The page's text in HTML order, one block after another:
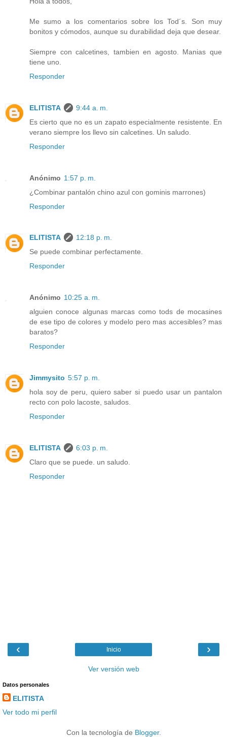
Me sumo a los comentarios sobre los Tod´s. Son muy
bonitos y cómodos, aunque su durabilidad deja que desear.
Siempre con calcetines, tambien en agosto. Manias que
tiene uno.
Responder
ELITISTA
9:44 a. m.
Es cierto que no es un zapato especialmente resistente. En
verano siempre los llevo sin calcetines. Un saludo.
Responder
Anónimo 1:57 p. m.
¿Combinar pantalón chino azul con gominis marrones)
Responder
ELITISTA
12:18 p. m.
Se puede combinar perfectamente.
Responder
Anónimo 10:25 a. m.
alguien conoce algunas marcas como tods de mocasines
de ese tipo de colores y modelo pero mas accesibles? mas
baratos?
Responder
Jimmysito 5:57 p. m.
hola soy de peru, quiero saber si puedo usar un pantalon
recto con polo lacoste, saludos.
Responder
ELITISTA
6:03 p. m.
Claro que se puede. un saludo.
Responder
‹ ›
Inicio
Ver versión web
Datos personales
ELITISTA
Ver todo mi perfil
Con la tecnología de Blogger.